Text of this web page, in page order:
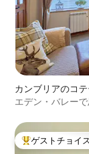
カンブリアのコ
エデン・バレー
大好評のゲスト
ゲストチョイス